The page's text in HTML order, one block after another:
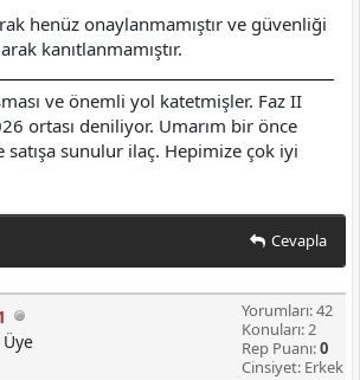
henüz onaylanmamıştır ve güvenliği
kanıtlanmamıştır.
ve önemli yol katetmişler. Faz II
ortası deniliyor. Umarım bir önce
satışa sunulur ilaç. Hepimize çok iyi
Cevapla
Üye
Yorumları: 42
Konuları: 2
Rep Puanı:0
Cinsiyet: Erkek